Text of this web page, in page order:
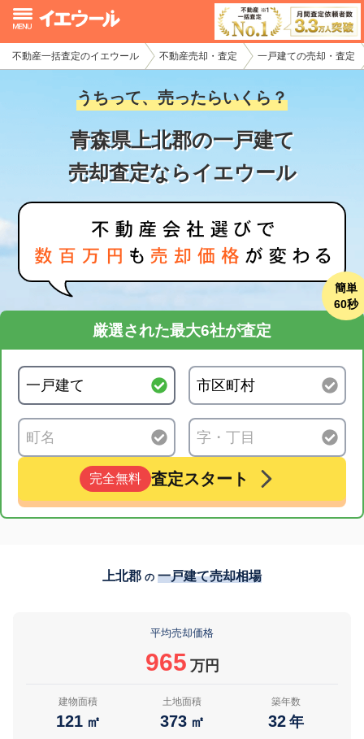
不動産一括査定のイエウール 不動産売却・査定 一戸建ての売却・査定
うちって、売ったらいくら？
青森県上北郡の一戸建て
売却査定ならイエウール
簡単
60秒
厳選された最大6社が査定
完全無料 査定スタート
上北郡 の 一戸建て売却相場
平均売却価格
965 万円
建物面積
121 ㎡
土地面積
373 ㎡
築年数
32 年
イエウール加盟希望の不動産会社様
初めての方へ
不動産売却の流れ
不動産の売却・一括査定
家査定シミュレーター
お問い合わせ